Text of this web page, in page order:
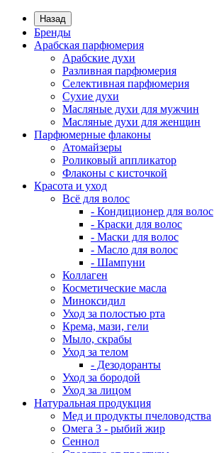
Назад
Бренды
Арабская парфюмерия
Арабские духи
Разливная парфюмерия
Селективная парфюмерия
Сухие духи
Масляные духи для мужчин
Масляные духи для женщин
Парфюмерные флаконы
Атомайзеры
Роликовый аппликатор
Флаконы с кисточкой
Красота и уход
Всё для волос
- Кондиционер для волос
- Краски для волос
- Маски для волос
- Масло для волос
- Шампуни
Коллаген
Косметические масла
Миноксидил
Уход за полостью рта
Крема, мази, гели
Мыло, скрабы
Уход за телом
- Дезодоранты
Уход за бородой
Уход за лицом
Натуральная продукция
Мед и продукты пчеловодства
Омега 3 - рыбий жир
Сеннол